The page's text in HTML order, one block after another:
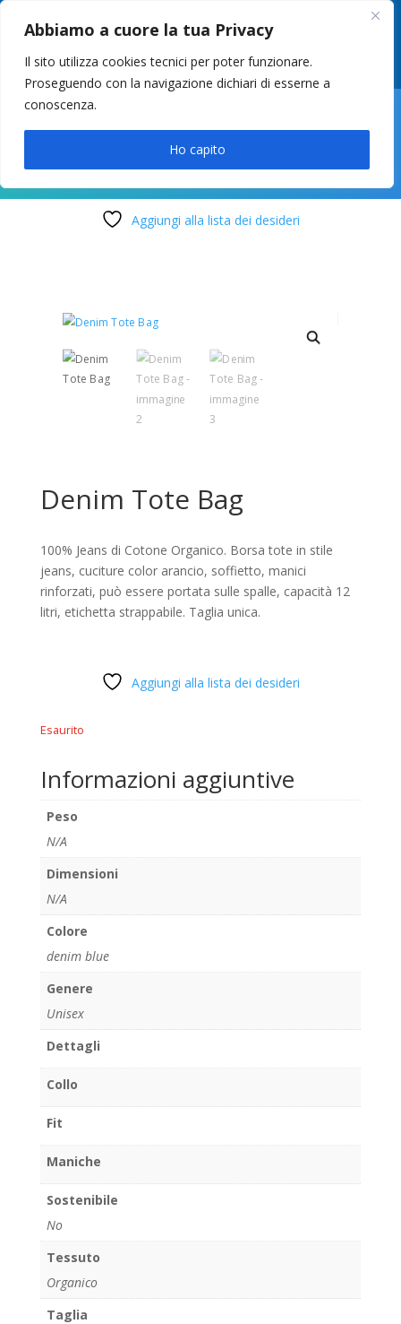
Abbiamo a cuore la tua Privacy
Il sito utilizza cookies tecnici per poter funzionare.
Proseguendo con la navigazione dichiari di esserne a
conoscenza.
Ho capito
049 8627946 –info@cstosetto.it
LUN-VEN 9-12 / 14:30-17
Aggiungi alla lista dei desideri
Denim Tote Bag
100% Jeans di Cotone Organico. Borsa tote in stile
jeans, cuciture color arancio, soffietto, manici
rinforzati, può essere portata sulle spalle, capacità 12
litri, etichetta strappabile. Taglia unica.
Aggiungi alla lista dei desideri
Esaurito
Informazioni aggiuntive
Peso
N/A
Dimensioni
N/A
Colore
denim blue
Genere
Unisex
Dettagli
Collo
Fit
Maniche
Sostenibile
No
Tessuto
Organico
Taglia